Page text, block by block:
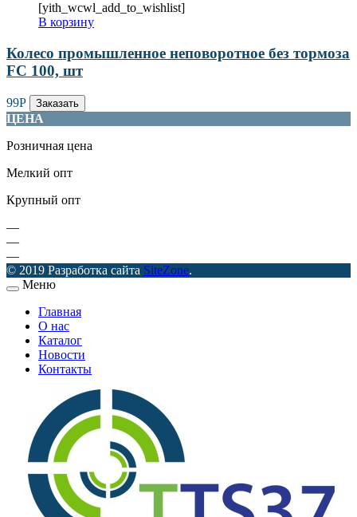
[yith_wcwl_add_to_wishlist]
В корзину
Колесо промышленное неповоротное без тормоза
FC 100, шт
99Р Заказать
ЦЕНА
Розничная цена
Мелкий опт
Крупный опт
—
—
—
© 2019 Разработка сайта SiteZone.
Меню
Главная
О нас
Каталог
Новости
Контакты